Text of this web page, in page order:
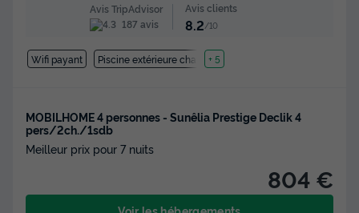
Avis TripAdvisor
187 avis
Avis clients
8.2 /10
Wifi payant Piscine extérieure chauffée
+ 5
MOBILHOME 4 personnes - Sunêlia Prestige Declik 4
pers/2ch./1sdb
Meilleur prix pour 7 nuits
804 €
Voir les hébergements